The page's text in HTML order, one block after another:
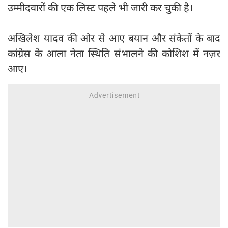
उम्मीदवारों की एक लिस्ट पहले भी जारी कर चुकी है।
अखिलेश यादव की ओर से आए बयान और संकेतों के बाद
कांग्रेस के आला नेता स्थिति संभालने की कोशिश में नज़र
आए।